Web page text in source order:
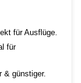
für Ausflüge.
für
& günstiger.